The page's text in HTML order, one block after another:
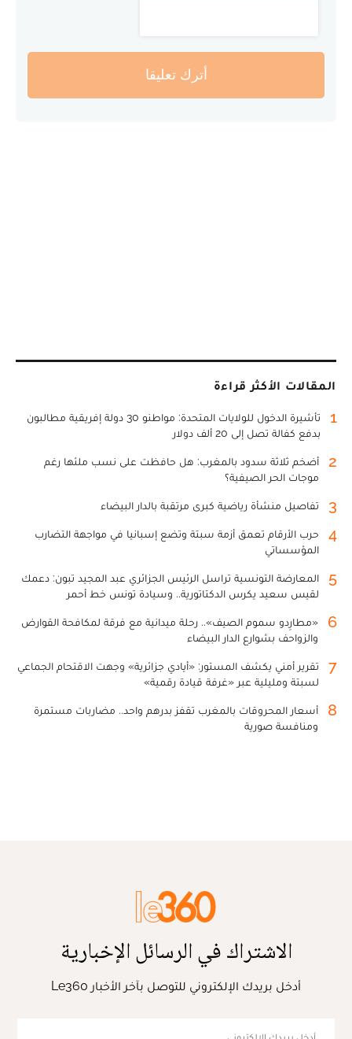
أترك تعليقا
المقالات الأكثر قراءة
1
تأشيرة الدخول للولايات المتحدة: مواطنو 30 دولة إفريقية مطالبون
بدفع كفالة تصل إلى 20 ألف دولار
2
أضخم ثلاثة سدود بالمغرب: هل حافظت على نسب ملئها رغم
موجات الحر الصيفية؟
3 تفاصيل منشأة رياضية كبرى مرتقبة بالدار البيضاء
4
حرب الأرقام تعمق أزمة سبتة وتضع إسبانيا في مواجهة التضارب
المؤسساتي
5
المعارضة التونسية تراسل الرئيس الجزائري عبد المجيد تبون: دعمك
لقيس سعيد يكرس الدكتاتورية.. وسيادة تونس خط أحمر
6
«مطارِدو سموم الصيف».. رحلة ميدانية مع فرقة لمكافحة القوارض
والزواحف بشوارع الدار البيضاء
7
تقرير أمني يكشف المستور: «أيادي جزائرية» وجهت الاقتحام الجماعي
لسبتة ومليلية عبر «غرفة قيادة رقمية»
8
أسعار المحروقات بالمغرب تقفز بدرهم واحد.. مضاربات مستمرة
ومنافسة صورية
الاشتراك في الرسائل الإخبارية
أدخل بريدك الإلكتروني للتوصل بآخر الأخبار Le360